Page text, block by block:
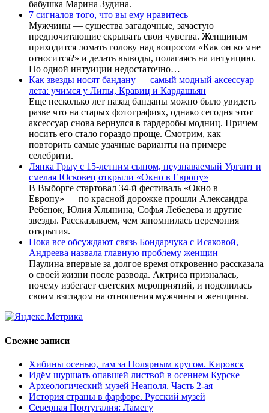
бабушка Марина Зудина.
7 сигналов того, что вы ему нравитесь
Мужчины — существа загадочные, зачастую
предпочитающие скрывать свои чувства. Женщинам
приходится ломать голову над вопросом «Как он ко мне
относится?» и делать выводы, полагаясь на интуицию.
Но одной интуиции недостаточно…
Как звезды носят бандану — самый модный аксессуар
лета: учимся у Липы, Кравиц и Кардашьян
Еще несколько лет назад банданы можно было увидеть
разве что на старых фотографиях, однако сегодня этот
аксессуар снова вернулся в гардеробы модниц. Причем
носить его стало гораздо проще. Смотрим, как
повторить самые удачные варианты на примере
селебрити.
Лянка Грыу с 15-летним сыном, неузнаваемый Ургант и
смелая Юсковец открыли «Окно в Европу»
В Выборге стартовал 34-й фестиваль «Окно в
Европу» — по красной дорожке прошли Александра
Ребенок, Юлия Хлынина, Софья Лебедева и другие
звезды. Рассказываем, чем запомнилась церемония
открытия.
Пока все обсуждают связь Бондарчука с Исаковой,
Андреева назвала главную проблему женщин
Паулина впервые за долгое время откровенно рассказала
о своей жизни после развода. Актриса призналась,
почему избегает светских мероприятий, и поделилась
своим взглядом на отношения мужчины и женщины.
Свежие записи
Хибины осенью, там за Полярным кругом. Кировск
Идём шуршать опавшей листвой в осеннем Курске
Археологический музей Неаполя. Часть 2-ая
История страны в фарфоре. Русский музей
Северная Португалия: Ламегу